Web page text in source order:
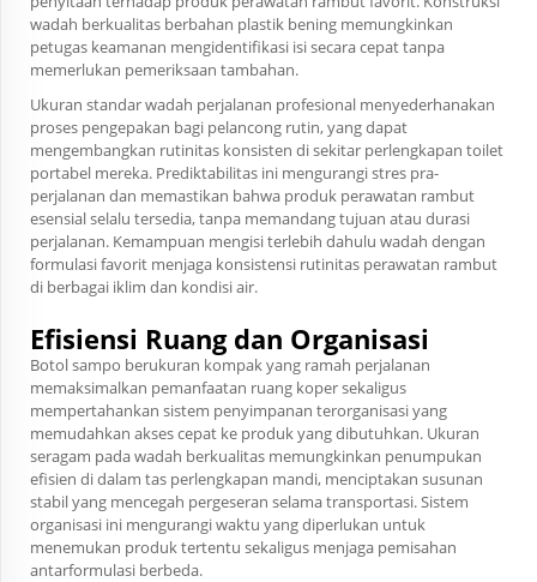
wadah berkualitas berbahan plastik bening memungkinkan
petugas keamanan mengidentifikasi isi secara cepat tanpa
memerlukan pemeriksaan tambahan.
Ukuran standar wadah perjalanan profesional menyederhanakan
proses pengepakan bagi pelancong rutin, yang dapat
mengembangkan rutinitas konsisten di sekitar perlengkapan toilet
portabel mereka. Prediktabilitas ini mengurangi stres pra-
perjalanan dan memastikan bahwa produk perawatan rambut
esensial selalu tersedia, tanpa memandang tujuan atau durasi
perjalanan. Kemampuan mengisi terlebih dahulu wadah dengan
formulasi favorit menjaga konsistensi rutinitas perawatan rambut
di berbagai iklim dan kondisi air.
Efisiensi Ruang dan Organisasi
Botol sampo berukuran kompak yang ramah perjalanan
memaksimalkan pemanfaatan ruang koper sekaligus
mempertahankan sistem penyimpanan terorganisasi yang
memudahkan akses cepat ke produk yang dibutuhkan. Ukuran
seragam pada wadah berkualitas memungkinkan penumpukan
efisien di dalam tas perlengkapan mandi, menciptakan susunan
stabil yang mencegah pergeseran selama transportasi. Sistem
organisasi ini mengurangi waktu yang diperlukan untuk
menemukan produk tertentu sekaligus menjaga pemisahan
antarformulasi berbeda.